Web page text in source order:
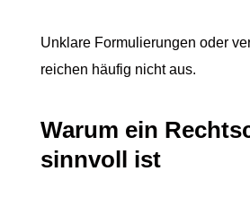
Unklare Formulierungen oder
reichen häufig nicht aus.
Warum ein
sinnvoll ist